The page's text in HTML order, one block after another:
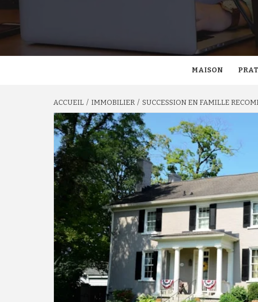
MAISON
ACCUEIL IMMOBILIER SUCCESSION EN FAMILLE